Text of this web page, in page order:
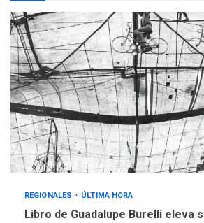
2
para
adultos
3
REGIONALES
Mariño
operativa
vehicular de
adquiridas en
gestión
4
REGIONALES
«Juan
la altura de
REGIONALES ÚLTIMA HORA
Libro de Guadalupe Burelli eleva